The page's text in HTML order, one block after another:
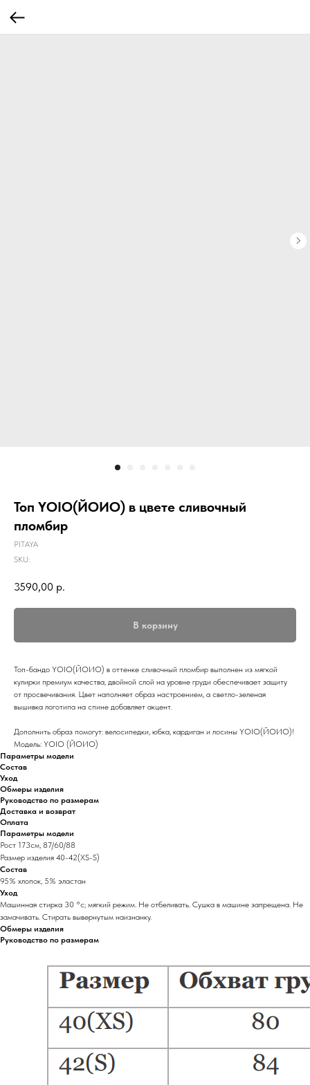
Топ YOIO(ЙОИО) в цвете сливочный
пломбир
PITAYA
SKU:
3590,00 р.
В корзину
Топ-бандо YOIO(ЙОИО) в оттенке сливочный пломбир выполнен из мягкой
кулирки премиум качества, двойной слой на уровне груди обеспечивает защиту
от просвечивания. Цвет наполняет образ настроением, а светло-зеленая
вышивка логотипа на спине добавляет акцент.
Дополнить образ помогут: велосипедки, юбка, кардиган и лосины YOIO(ЙОИО)!
Модель: YOIO (ЙОИО)
Параметры модели
Состав
Уход
Обмеры изделия
Руководство по размерам
Доставка и возврат
Оплата
Параметры модели
Рост 173см, 87/60/88
Размер изделия 40-42(XS-S)
Состав
95% хлопок, 5% эластан
Уход
Машинная стирка 30 °с; мягкий режим. Не отбеливать. Сушка в машине запрещена. Не
замачивать. Стирать вывернутым наизнанку.
Обмеры изделия
Руководство по размерам